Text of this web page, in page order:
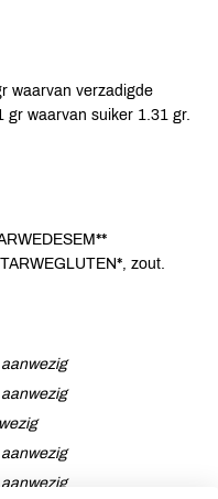
waarvan verzadigde
gr waarvan suiker 1.31 gr.
zout.